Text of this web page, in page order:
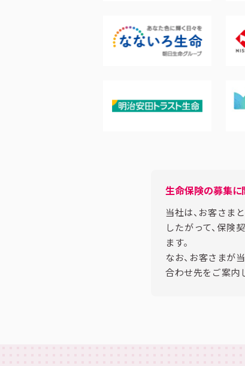
生命保険の募集に
当社は、お客さま
したがって、保険
ます。
なお、お客さまが
合わせ先をご案内